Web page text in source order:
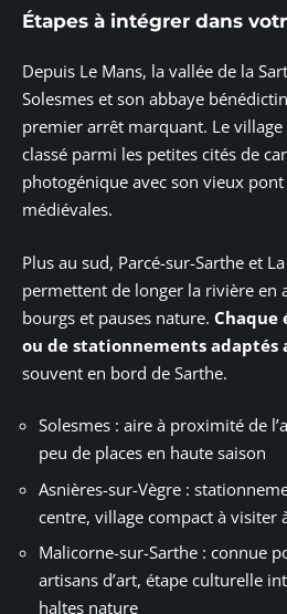
Étapes à intégrer dans
Depuis Le Mans, la vallée de la
Solesmes et son abbaye
premier arrêt marquant. Le village
classé parmi les petites cités de
photogénique avec son vieux
médiévales.
Plus au sud, Parcé-sur-Sarthe et
permettent de longer la rivière en
bourgs et pauses nature. Chaque
ou de stationnements adaptés
souvent en bord de Sarthe.
Solesmes : aire à proximité de
peu de places en haute saison
Asnières-sur-Vègre :
centre, village compact à visiter
Malicorne-sur-Sarthe : connue
artisans d’art, étape culturelle
haltes nature